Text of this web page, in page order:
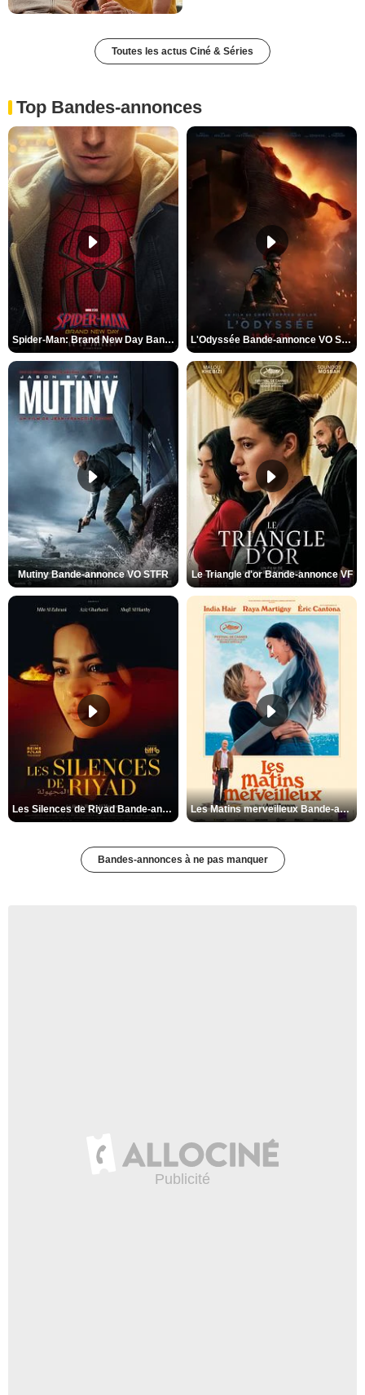
Toutes les actus Ciné & Séries
Top Bandes-annonces
Spider-Man: Brand New Day Bande-annonce VO STFR L'Odyssée Bande-annonce VO STFR
Mutiny Bande-annonce VO STFR Le Triangle d'or Bande-annonce VF
Les Silences de Riyad Bande-annonce VO STFR Les Matins merveilleux Bande-annonce VF
Bandes-annonces à ne pas manquer